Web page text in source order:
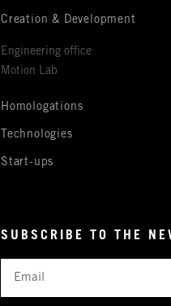
Creation & Development
Engineering office
Motion Lab
Homologations
Technologies
Start-ups
SUBSCRIBE TO THE